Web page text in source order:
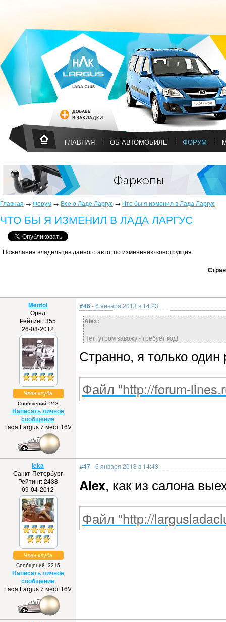
ГЛАВНАЯ ОБ АВТОМОБИЛЕ ФОРУМ
Главная → Форум → Все о Ладе Ларгус → Что бы я изменил в Лада Ларгус
ЧТО БЫ Я ИЗМЕНИЛ В ЛАДА ЛАРГУС
Пожелания владельцев данного авто, по изменению конструкция.
Mentol
Орел
Рейтинг: 355
26-08-2012
Член клуба
Сообщений: 243
Написать личное
сообщение
Lada Largus 7 мест 16V
#46- 6 января 2013 в 14:23
Alex:
Нет, утром завожу - требует код!
Странно, я только один
Файл "http://forum-
leka
Санкт-Петербург
Рейтинг: 2438
09-04-2012
Член клуба
Сообщений: 2215
Написать личное
сообщение
Lada Largus 7 мест 16V
#47- 6 января 2013 в 14:43
Alex, как из салона
Файл "http://